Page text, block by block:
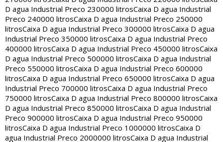
D agua Industrial Preco 230000 litrosCaixa D agua Industrial
Preco 240000 litrosCaixa D agua Industrial Preco 250000
litrosCaixa D agua Industrial Preco 300000 litrosCaixa D agua
Industrial Preco 350000 litrosCaixa D agua Industrial Preco
400000 litrosCaixa D agua Industrial Preco 450000 litrosCaixa
D agua Industrial Preco 500000 litrosCaixa D agua Industrial
Preco 550000 litrosCaixa D agua Industrial Preco 600000
litrosCaixa D agua Industrial Preco 650000 litrosCaixa D agua
Industrial Preco 700000 litrosCaixa D agua Industrial Preco
750000 litrosCaixa D agua Industrial Preco 800000 litrosCaixa
D agua Industrial Preco 850000 litrosCaixa D agua Industrial
Preco 900000 litrosCaixa D agua Industrial Preco 950000
litrosCaixa D agua Industrial Preco 1000000 litrosCaixa D
agua Industrial Preco 2000000 litrosCaixa D agua Industrial